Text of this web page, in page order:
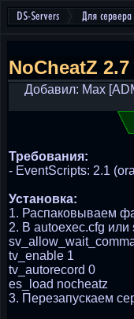
DS-Servers Для сервера
NoCheatZ 2.7
Добавил: Max
Требования:
- EventScripts: 2.1
Установка:
1. Распаковываем
2. В autoexec.cfg или
tv_enable 1
tv_autorecord 0
es_load nocheatz
3. Перезапускаем